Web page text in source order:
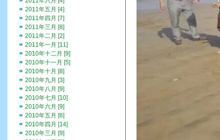
2011年五月 [4]
2011年四月 [7]
2011年三月 [8]
2011年二月 [2]
2011年一月 [11]
2010年十二月 [9]
2010年十一月 [5]
2010年十月 [8]
2010年九月 [3]
2010年八月 [9]
2010年七月 [10]
2010年六月 [9]
2010年五月 [6]
2010年四月 [14]
2010年三月 [9]